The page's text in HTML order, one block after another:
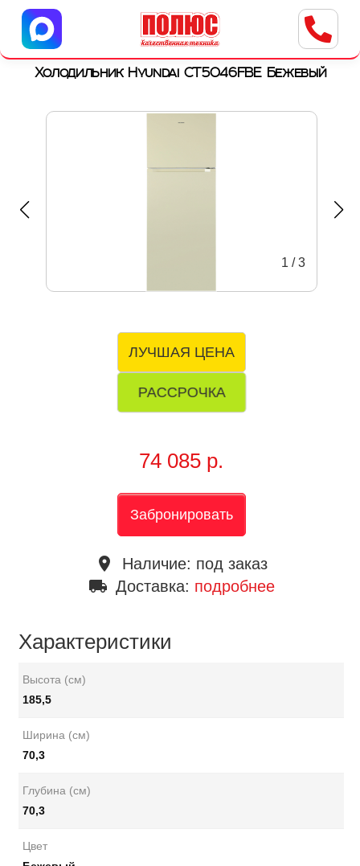
Центр бытовой техники
г. Ульяновск, ул. Пушкарева, 8a
Холодильник Hyundai CT5046FBE Бежевый
1 /3
ЛУЧШАЯ ЦЕНА
РАССРОЧКА
74 085 р.
Забронировать
place Наличие: под заказ
local_shipping Доставка: подробнее
Характеристики
Высота (см)
185,5
Ширина (см)
70,3
Глубина (см)
70,3
Цвет